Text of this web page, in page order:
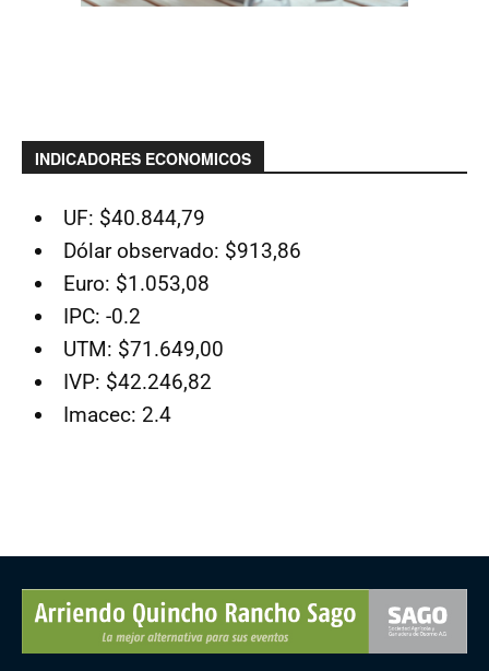
INDICADORES ECONOMICOS
UF: $40.844,79
Dólar observado: $913,86
Euro: $1.053,08
IPC: -0.2
UTM: $71.649,00
IVP: $42.246,82
Imacec: 2.4